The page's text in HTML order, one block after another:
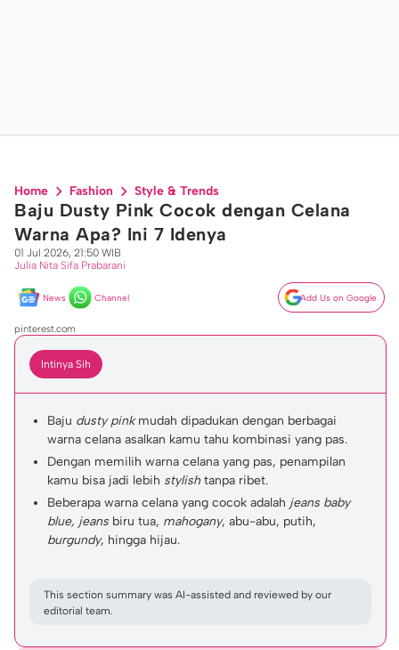
Home Fashion Style & Trends
Baju Dusty Pink Cocok dengan Celana
Warna Apa? Ini 7 Idenya
01 Jul 2026, 21:50 WIB
Julia Nita Sifa Prabarani
News Channel Add Us on Google
pinterest.com
Intinya Sih
Baju dusty pinkmudah dipadukan dengan berbagai
warna celana asalkan kamu tahu kombinasi yang pas.
Dengan memilih warna celana yang pas, penampilan
kamu bisa jadi lebih stylish tanpa ribet.
Beberapa warna celana yang cocok adalah jeans baby
blue, jeans biru tua, mahogany, abu-abu, putih,
burgundy, hingga hijau.
This section summary was AI-assisted and reviewed by our
editorial team.